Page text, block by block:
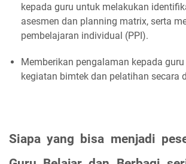
kepada guru untuk melakukan
asesmen dan planning matrix, serta
pembelajaran individual (PPI).
Memberikan pengalaman kepada
kegiatan bimtek dan pelatihan secara
Siapa yang bisa menjadi